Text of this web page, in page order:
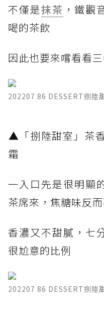
不僅是抹茶 ，鐵觀
喝的茶飲
因此也要來嚐看看
202207 86 DESSERT捌陸
​▲「捌陸甜室」茶
霜 ​
一入口先是很明顯
茶席來，焦糖味反
香濃又不甜膩，七
很尬意的比例
202207 86 DESSERT捌陸